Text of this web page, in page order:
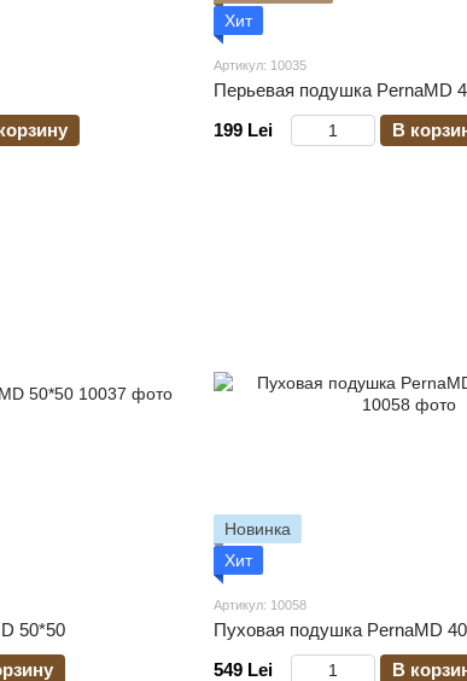
Хит
Артикул: 10035
Перьевая подушка PernaMD
199 Lei
В
50*50
Новинка
Хит
Артикул: 10058
Пуховая подушка PernaMD
549 Lei
В